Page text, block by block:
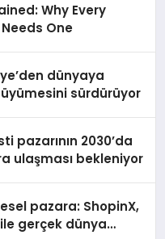
son modeli
Madoka Plus
sunuldu. Tam
mobil uygulama
sensör entegrasyonu
sistemlerinin
kolay, konforlu ve
Enerji
modern yaşam
Why Every
One
dünyaya
sürdürüyor
pazarının 2030’da
ulaşması bekleniyor
pazara: ShopinX,
gerçek dünya